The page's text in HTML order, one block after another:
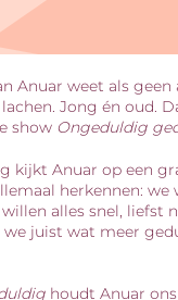
Anuar weet als geen
Jong én oud.
show Ongeduldig
kijkt Anuar op een
herkennen: we
alles snel, liefst
we juist wat meer
houdt Anuar